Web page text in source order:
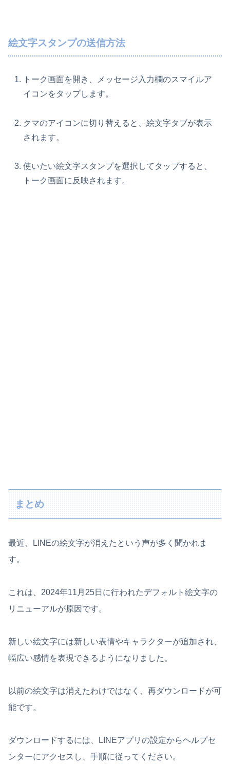
絵文字スタンプの送信方法
トーク画面を開き、メッセージ入力欄のスマイルア
イコンをタップします。
クマのアイコンに切り替えると、絵文字タブが表示
されます。
使いたい絵文字スタンプを選択してタップすると、
トーク画面に反映されます。
まとめ
最近、LINEの絵文字が消えたという声が多く聞かれま
す。
これは、2024年11月25日に行われたデフォルト絵文字の
リニューアルが原因です。
新しい絵文字には新しい表情やキャラクターが追加され、
幅広い感情を表現できるようになりました。
以前の絵文字は消えたわけではなく、再ダウンロードが可
能です。
ダウンロードするには、LINEアプリの設定からヘルプセ
ンターにアクセスし、手順に従ってください。